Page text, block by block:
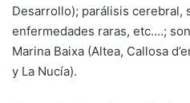
Desarrollo); parálisis cerebral,
enfermedades raras, etc.…;
Marina Baixa (Altea, Callosa
y La Nucía).